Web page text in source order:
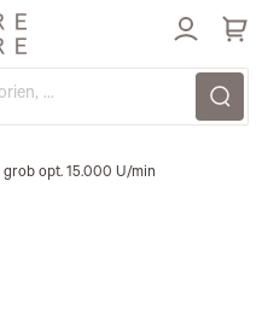
Inhalt
grob opt. 15.000 U/min